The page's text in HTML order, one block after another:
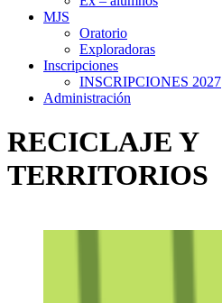
MJS
Oratorio
Exploradoras
Inscripciones
INSCRIPCIONES 2027
Administración
RECICLAJE Y
TERRITORIOS